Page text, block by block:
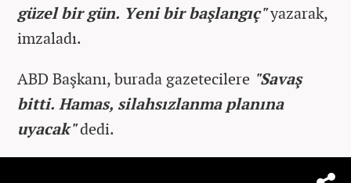
güzel bir gün. Yeni bir başlangıç"yazarak,
imzaladı.
ABD Başkanı, burada gazetecilere "Savaş
bitti. Hamas, silahsızlanma planına
uyacak"dedi.